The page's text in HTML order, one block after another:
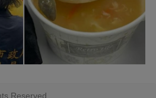
Reserved.